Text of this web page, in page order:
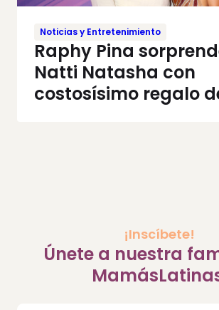
Noticias y Entretenimiento
Raphy Pina
Natti Natasha con
costosísimo regalo
¡Inscíbete!
Únete a nuestra